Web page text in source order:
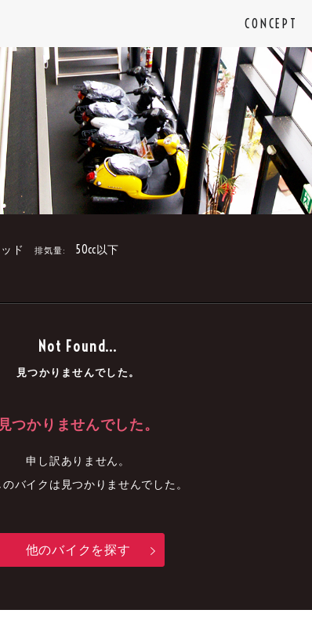
CONCEPT
ド 排気量: 50cc以下
Not Found...
見つかりませんでした。
見つかりませんでした。
申し訳ありません。
バイクは見つかりませんでした。
他のバイクを探す
中古車